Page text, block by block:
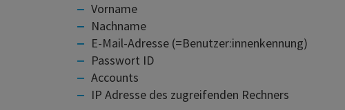
Vorname
Nachname
E-Mail-Adresse (=Benutzer:innenkennung)
Passwort ID
Accounts
IP Adresse des zugreifenden Rechners